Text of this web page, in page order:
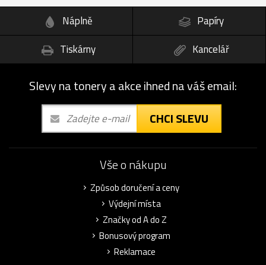
Náplně
Papíry
Tiskárny
Kancelář
Slevy na tonery a akce ihned na váš email:
CHCI SLEVU
Vše o nákupu
Způsob doručení a ceny
Výdejní místa
Značky od A do Z
Bonusový program
Reklamace